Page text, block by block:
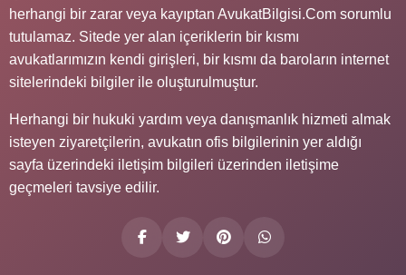
herhangi bir zarar veya kayıptan AvukatBilgisi.Com sorumlu
tutulamaz. Sitede yer alan içeriklerin bir kısmı
avukatlarımızın kendi girişleri, bir kısmı da baroların internet
sitelerindeki bilgiler ile oluşturulmuştur.
Herhangi bir hukuki yardım veya danışmanlık hizmeti almak
isteyen ziyaretçilerin, avukatın ofis bilgilerinin yer aldığı
sayfa üzerindeki iletişim bilgileri üzerinden iletişime
geçmeleri tavsiye edilir.